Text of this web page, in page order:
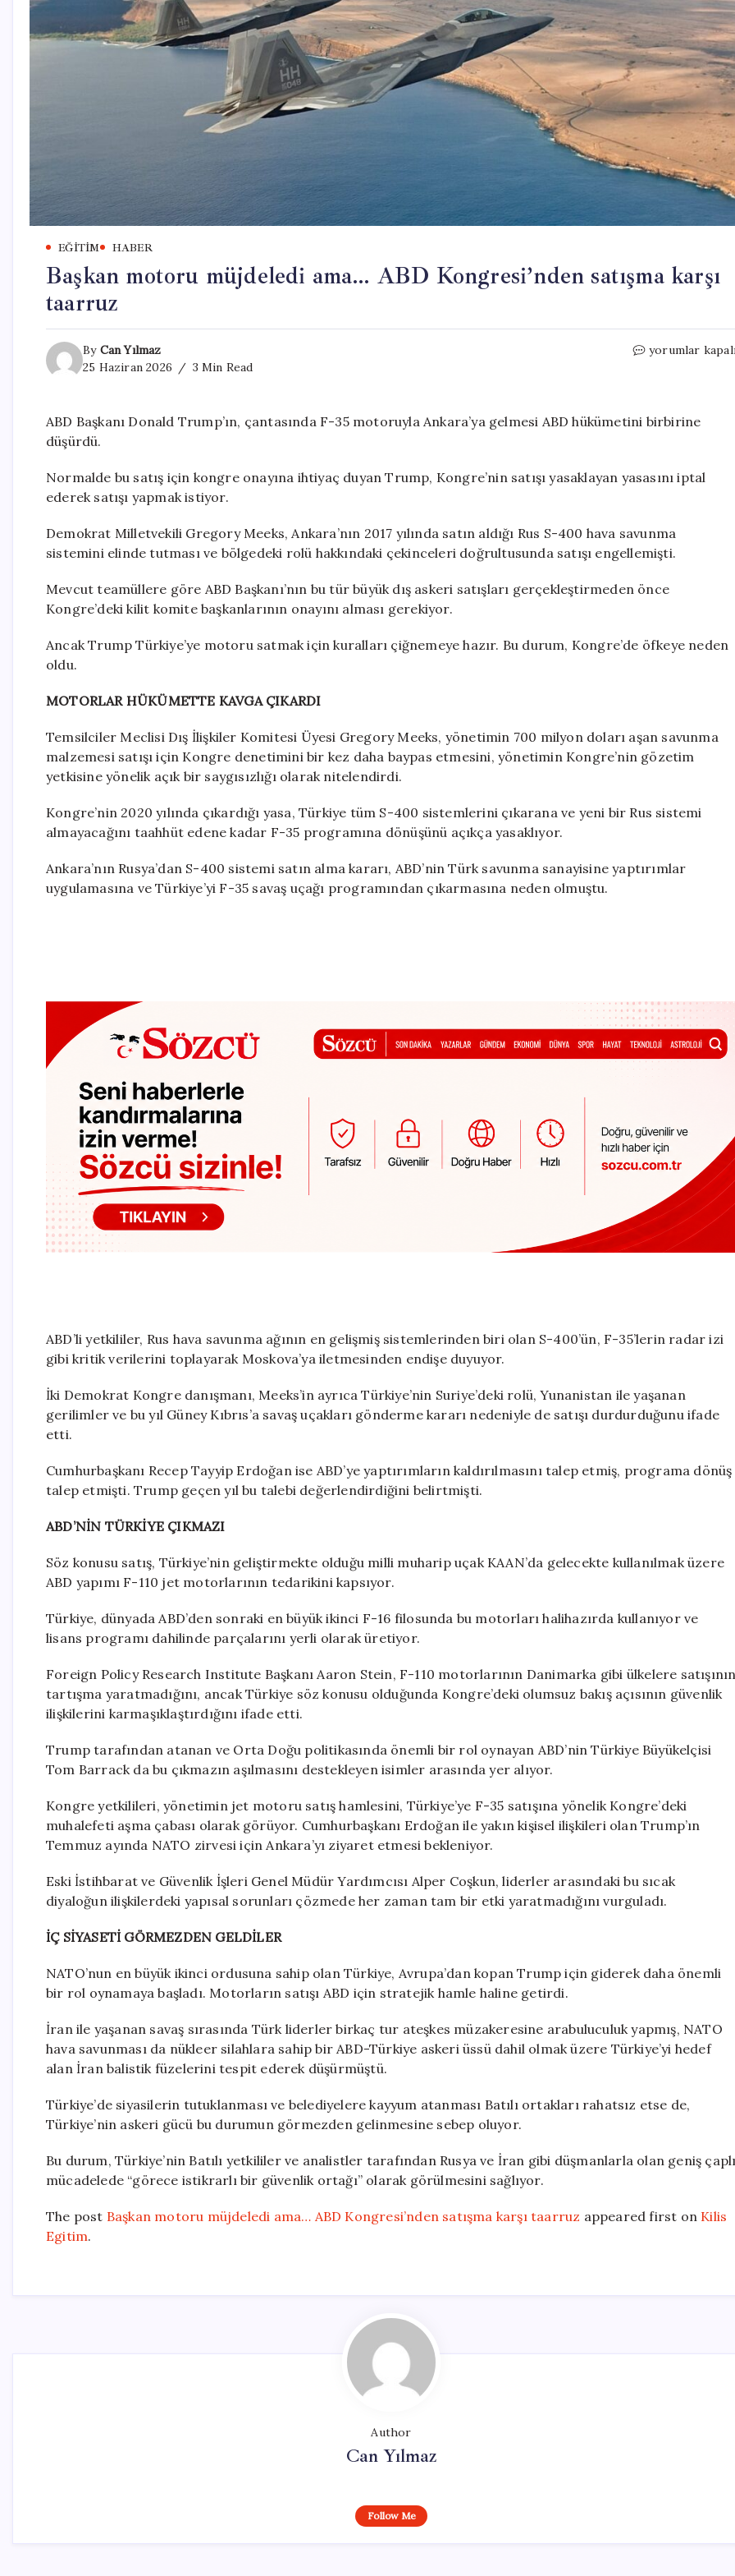
EĞITIM HABER
Başkan motoru müjdeledi ama… ABD Kongresi’nden satışma karşı
taarruz
By Can Yılmaz
25 Haziran 2026
3 Min Read
Başkan
ABD
taarruz
yorumlar
ABD Başkanı Donald Trump’ın, çantasında F-35 motoruyla Ankara’ya gelmesi ABD hükümetini birbirine
düşürdü.
Normalde bu satış için kongre onayına ihtiyaç duyan Trump, Kongre’nin satışı yasaklayan yasasını iptal
ederek satışı yapmak istiyor.
Demokrat Milletvekili Gregory Meeks, Ankara’nın 2017 yılında satın aldığı Rus S-400 hava savunma
sistemini elinde tutması ve bölgedeki rolü hakkındaki çekinceleri doğrultusunda satışı engellemişti.
Mevcut teamüllere göre ABD Başkanı’nın bu tür büyük dış askeri satışları gerçekleştirmeden önce
Kongre’deki kilit komite başkanlarının onayını alması gerekiyor.
Ancak Trump Türkiye’ye motoru satmak için kuralları çiğnemeye hazır. Bu durum, Kongre’de öfkeye neden
oldu.
MOTORLAR HÜKÜMETTE KAVGA ÇIKARDI
Temsilciler Meclisi Dış İlişkiler Komitesi Üyesi Gregory Meeks, yönetimin 700 milyon doları aşan savunma
malzemesi satışı için Kongre denetimini bir kez daha baypas etmesini, yönetimin Kongre’nin gözetim
yetkisine yönelik açık bir saygısızlığı olarak nitelendirdi.
Kongre’nin 2020 yılında çıkardığı yasa, Türkiye tüm S-400 sistemlerini çıkarana ve yeni bir Rus sistemi
almayacağını taahhüt edene kadar F-35 programına dönüşünü açıkça yasaklıyor.
Ankara’nın Rusya’dan S-400 sistemi satın alma kararı, ABD’nin Türk savunma sanayisine yaptırımlar
uygulamasına ve Türkiye’yi F-35 savaş uçağı programından çıkarmasına neden olmuştu.
ABD’li yetkililer, Rus hava savunma ağının en gelişmiş sistemlerinden biri olan S-400’ün, F-35’lerin radar izi
gibi kritik verilerini toplayarak Moskova’ya iletmesinden endişe duyuyor.
İki Demokrat Kongre danışmanı, Meeks’in ayrıca Türkiye’nin Suriye’deki rolü, Yunanistan ile yaşanan
gerilimler ve bu yıl Güney Kıbrıs’a savaş uçakları gönderme kararı nedeniyle de satışı durdurduğunu ifade
etti.
Cumhurbaşkanı Recep Tayyip Erdoğan ise ABD’ye yaptırımların kaldırılmasını talep etmiş, programa dönüş
talep etmişti. Trump geçen yıl bu talebi değerlendirdiğini belirtmişti.
ABD’NİN TÜRKİYE ÇIKMAZI
Söz konusu satış, Türkiye’nin geliştirmekte olduğu milli muharip uçak KAAN’da gelecekte kullanılmak üzere
ABD yapımı F-110 jet motorlarının tedarikini kapsıyor.
Türkiye, dünyada ABD’den sonraki en büyük ikinci F-16 filosunda bu motorları halihazırda kullanıyor ve
lisans programı dahilinde parçalarını yerli olarak üretiyor.
Foreign Policy Research Institute Başkanı Aaron Stein, F-110 motorlarının Danimarka gibi ülkelere
tartışma yaratmadığını, ancak Türkiye söz konusu olduğunda Kongre’deki olumsuz bakış açısının güvenlik
ilişkilerini karmaşıklaştırdığını ifade etti.
Trump tarafından atanan ve Orta Doğu politikasında önemli bir rol oynayan ABD’nin Türkiye Büyükelçisi
Tom Barrack da bu çıkmazın aşılmasını destekleyen isimler arasında yer alıyor.
Kongre yetkilileri, yönetimin jet motoru satış hamlesini, Türkiye’ye F-35 satışına yönelik Kongre’deki
muhalefeti aşma çabası olarak görüyor. Cumhurbaşkanı Erdoğan ile yakın kişisel ilişkileri olan Trump’ın
Temmuz ayında NATO zirvesi için Ankara’yı ziyaret etmesi bekleniyor.
Eski İstihbarat ve Güvenlik İşleri Genel Müdür Yardımcısı Alper Coşkun, liderler arasındaki bu sıcak
diyaloğun ilişkilerdeki yapısal sorunları çözmede her zaman tam bir etki yaratmadığını vurguladı.
İÇ SİYASETİ GÖRMEZDEN GELDİLER
NATO’nun en büyük ikinci ordusuna sahip olan Türkiye, Avrupa’dan kopan Trump için giderek daha önemli
bir rol oynamaya başladı. Motorların satışı ABD için stratejik hamle haline getirdi.
İran ile yaşanan savaş sırasında Türk liderler birkaç tur ateşkes müzakeresine arabuluculuk yapmış, NATO
hava savunması da nükleer silahlara sahip bir ABD-Türkiye askeri üssü dahil olmak üzere Türkiye’yi hedef
alan İran balistik füzelerini tespit ederek düşürmüştü.
Türkiye’de siyasilerin tutuklanması ve belediyelere kayyum atanması Batılı ortakları rahatsız etse de,
Türkiye’nin askeri gücü bu durumun görmezden gelinmesine sebep oluyor.
Bu durum, Türkiye’nin Batılı yetkililer ve analistler tarafından Rusya ve İran gibi düşmanlarla olan geniş
mücadelede “görece istikrarlı bir güvenlik ortağı” olarak görülmesini sağlıyor.
The post Başkan motoru müjdeledi ama… ABD Kongresi’nden satışma karşı taarruz appeared first on Kilis
Egitim.
Author
Can Yılmaz
Follow Me